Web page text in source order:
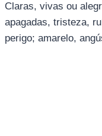
Claras, vivas ou
apagadas, tristeza,
perigo; amarelo,